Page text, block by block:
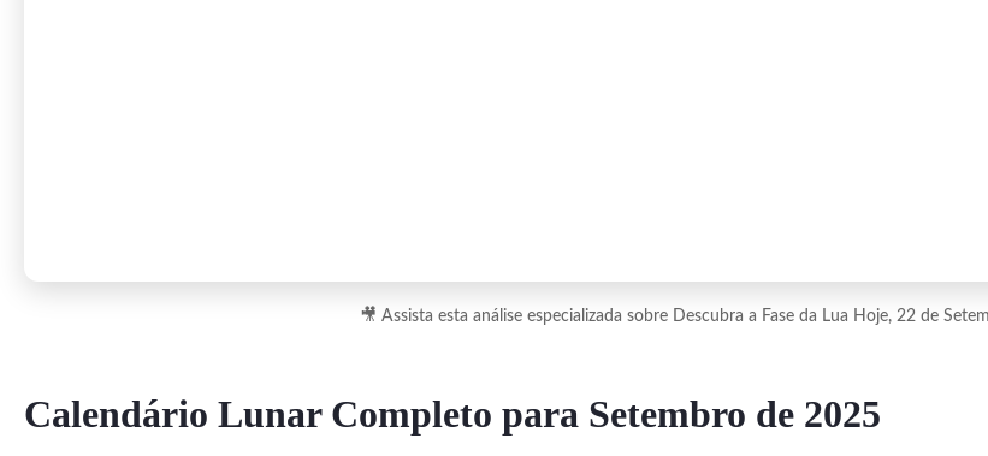
🎥 Assista esta análise especializada sobre Descubra a Fase da Lua Hoje, 22 de
Calendário Lunar Completo para Setembro de 2025